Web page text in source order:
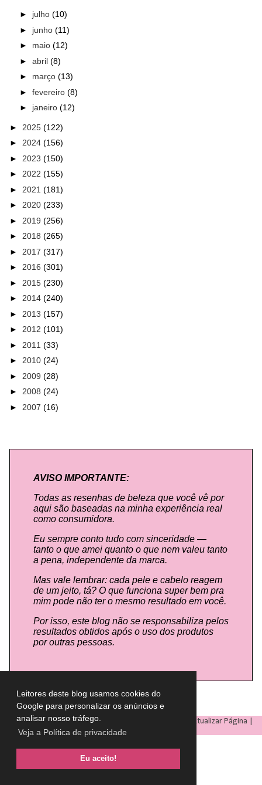
Leitores deste blog usamos cookies do
Google para personalizar os anúncios e
analisar nosso tráfego.
Veja a Política de privacidade
Eu aceito!
► julho (10)
► junho (11)
► maio (12)
► abril (8)
► março (13)
► fevereiro (8)
► janeiro (12)
► 2025 (122)
► 2024 (156)
► 2023 (150)
► 2022 (155)
► 2021 (181)
► 2020 (233)
► 2019 (256)
► 2018 (265)
► 2017 (317)
► 2016 (301)
► 2015 (230)
► 2014 (240)
► 2013 (157)
► 2012 (101)
► 2011 (33)
► 2010 (24)
► 2009 (28)
► 2008 (24)
► 2007 (16)
AVISO IMPORTANTE:
Todas as resenhas de beleza que você vê por
aqui são baseadas na minha experiência real
como consumidora.
Eu sempre conto tudo com sinceridade —
tanto o que amei quanto o que nem valeu tanto
a pena, independente da marca.
Mas vale lembrar: cada pele e cabelo reagem
de um jeito, tá? O que funciona super bem pra
mim pode não ter o mesmo resultado em você.
Por isso, este blog não se responsabiliza pelos
resultados obtidos após o uso dos produtos
por outras pessoas.
LULU ON THE SKY - Todos os direitos reservados © | Atualizar Página